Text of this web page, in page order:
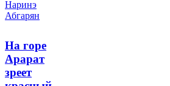
На горе
Арарат
зреет